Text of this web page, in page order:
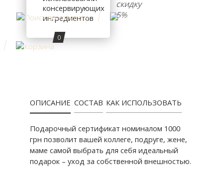
0
консервирующих
ингредиентов
скидку
5%
ОПИСАНИЕ СОСТАВ КАК ИСПОЛЬЗОВАТЬ
Подарочный сертификат номиналом 1000
грн позволит вашей коллеге, подруге, жене,
маме самой выбрать для себя идеальный
подарок – уход за собственной внешностью.